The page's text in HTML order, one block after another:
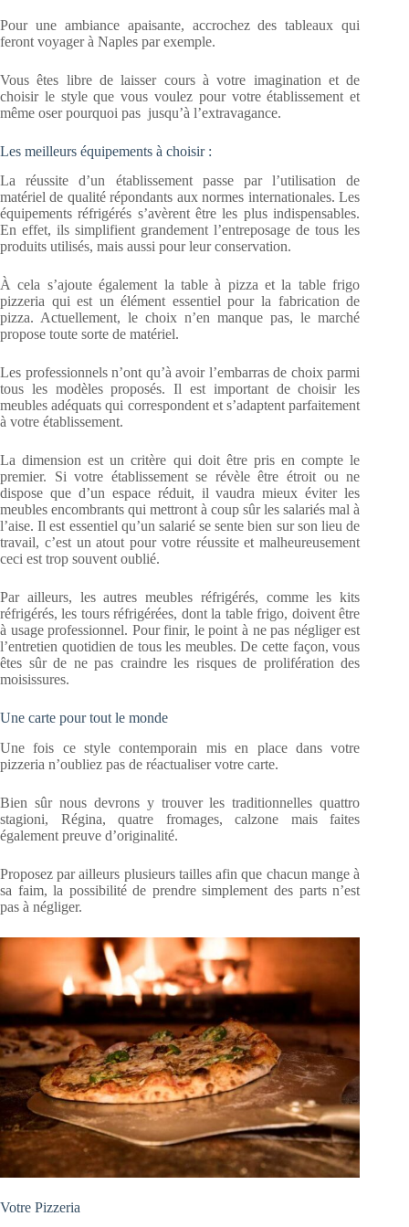
Pour une ambiance apaisante, accrochez des tableaux qui
feront voyager à Naples par exemple.
Vous êtes libre de laisser cours à votre imagination et de
choisir le style que vous voulez pour votre établissement et
même oser pourquoi pas jusqu’à l’extravagance.
Les meilleurs équipements à choisir :
La réussite d’un établissement passe par l’utilisation de
matériel de qualité répondants aux normes internationales. Les
équipements réfrigérés s’avèrent être les plus indispensables.
En effet, ils simplifient grandement l’entreposage de tous les
produits utilisés, mais aussi pour leur conservation.
À cela s’ajoute également la table à pizza et la table frigo
pizzeria qui est un élément essentiel pour la fabrication de
pizza. Actuellement, le choix n’en manque pas, le marché
propose toute sorte de matériel.
Les professionnels n’ont qu’à avoir l’embarras de choix parmi
tous les modèles proposés. Il est important de choisir les
meubles adéquats qui correspondent et s’adaptent parfaitement
à votre établissement.
La dimension est un critère qui doit être pris en compte le
premier. Si votre établissement se révèle être étroit ou ne
dispose que d’un espace réduit, il vaudra mieux éviter les
meubles encombrants qui mettront à coup sûr les salariés mal à
l’aise. Il est essentiel qu’un salarié se sente bien sur son lieu de
travail, c’est un atout pour votre réussite et malheureusement
ceci est trop souvent oublié.
Par ailleurs, les autres meubles réfrigérés, comme les kits
réfrigérés, les tours réfrigérées, dont la table frigo, doivent être
à usage professionnel. Pour finir, le point à ne pas négliger est
l’entretien quotidien de tous les meubles. De cette façon, vous
êtes sûr de ne pas craindre les risques de prolifération des
moisissures.
Une carte pour tout le monde
Une fois ce style contemporain mis en place dans votre
pizzeria n’oubliez pas de réactualiser votre carte.
Bien sûr nous devrons y trouver les traditionnelles quattro
stagioni, Régina, quatre fromages, calzone mais faites
également preuve d’originalité.
Proposez par ailleurs plusieurs tailles afin que chacun mange à
sa faim, la possibilité de prendre simplement des parts n’est
pas à négliger.
Votre Pizzeria